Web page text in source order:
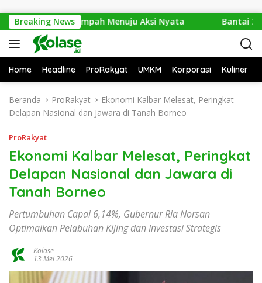
Breaking News
Dari Isu Sampah Menuju Aksi Nyata Bantai 2.600
Home Headline ProRakyat UMKM Korporasi Kuliner
Beranda ProRakyat
Ekonomi Kalbar Melesat, Peringkat
Delapan Nasional dan Jawara di Tanah Borneo
ProRakyat
Ekonomi Kalbar Melesat, Peringkat
Delapan Nasional dan Jawara di
Tanah Borneo
Pertumbuhan Capai 6,14%, Gubernur Ria Norsan
Optimalkan Pelabuhan Kijing dan Investasi Strategis
Kolase
13 Mei 2026